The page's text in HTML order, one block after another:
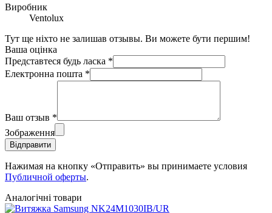
Виробник
Ventolux
Тут ще ніхто не залишав отзывы. Ви можете бути першим!
Ваша оцінка
Представтеся будь ласка *
Електронна пошта *
Ваш отзыв *
Зображення
Відправити
Нажимая на кнопку «Отправить» вы принимаете условия
Публичной оферты.
Аналогічні товари